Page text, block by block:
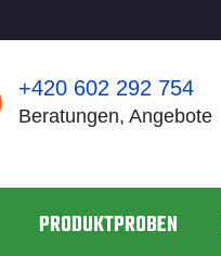
+420 602 292 754
Beratungen, Angebote
PRODUKTPROBEN